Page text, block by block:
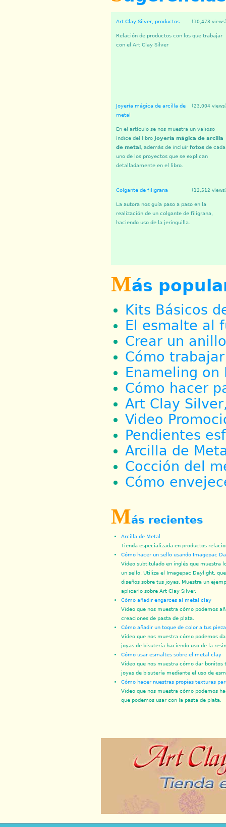
(10,473
Art Clay Silver, productos
Relación de productos con los que trabajar
con el Art Clay Silver
(23,004
Joyería mágica de arcilla de
metal
En el artículo se nos muestra un valioso
índice del libro Joyería mágica de arcilla
de metal
, además de incluir fotos de cada
uno de los proyectos que se explican
detalladamente en el libro.
(12,512
Colgante de filigrana
La autora nos guía paso a paso en la
realización de un colgante de filigrana,
haciendo uso de la jeringuilla.
Más
Kits Básicos
El esmalte al
Crear un
Cómo
Enameling on
Cómo hacer
Art Clay
Video
Pendientes
Arcilla de
Cocción del
Cómo
Más recientes
Arcilla de Metal
Tienda especializada en productos
Cómo hacer un sello usando Imagepac
Vídeo subtitulado en inglés que muestra
un sello. Utiliza el Imagepac Daylight,
diseños sobre tus joyas. Muestra un
aplicarlo sobre Art Clay Silver.
Cómo añadir engarces al metal clay
Video que nos muestra cómo podemos
creaciones de pasta de plata.
Cómo añadir un toque de color a tus
Video que nos muestra cómo podemos
joyas de bisutería haciendo uso de la
Cómo usar esmaltes sobre el metal clay
Video que nos muestra cómo dar bonitos
joyas de bisutería mediante el uso de
Cómo hacer nuestras propias texturas
Video que nos muestra cómo podemos
que podemos usar con la pasta de plata.